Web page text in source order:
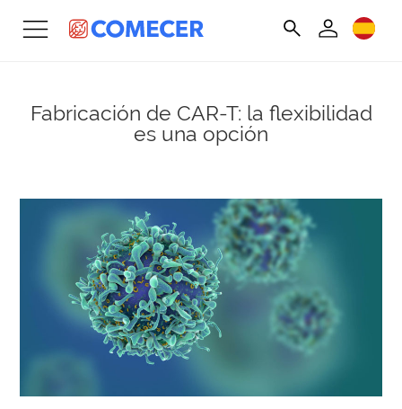
Fabricación de CAR-T: la flexibilidad
es una opción